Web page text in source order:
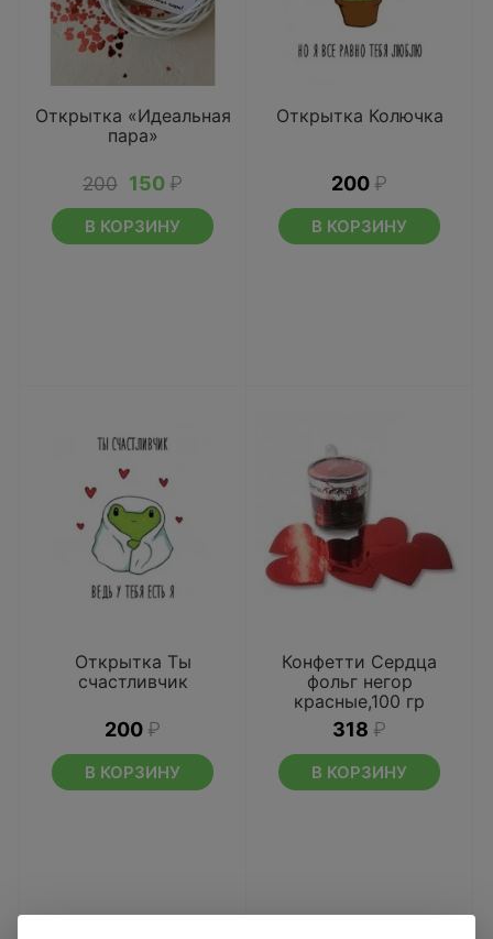
Открытка «Идеальная
пара»
200 150 ₽
В КОРЗИНУ
Открытка Колючка
200 ₽
В КОРЗИНУ
Открытка Ты
счастливчик
200 ₽
В КОРЗИНУ
Конфетти Сердца
фольг негор
красные,100 гр
318 ₽
В КОРЗИНУ